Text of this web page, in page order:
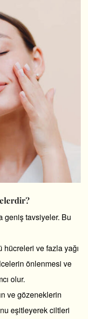
geniş tavsiyeler. Bu
ve fazla yağı
önlenmesi ve
olur.
ve gözeneklerin
eşitleyerek ciltleri